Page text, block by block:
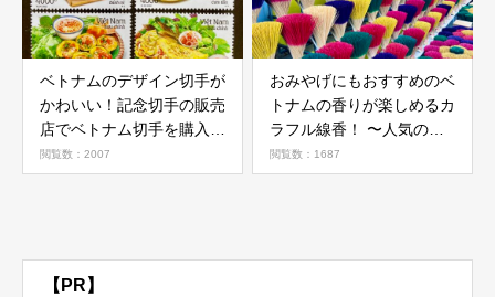
ベトナムのデザイン切手が
かわいい！記念切手の販売
店でベトナム切手を購入し
てみた！
閲覧数：2007
おみやげにもおすすめのベ
トナムの香りが楽しめるカ
ラフル線香！ 〜人気のベ
トナム線香村２カ所を紹
介！
閲覧数：1687
【PR】